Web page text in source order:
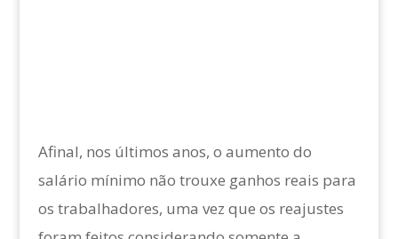
Afinal, nos últimos anos, o aumento do
salário mínimo não trouxe ganhos reais para
os trabalhadores, uma vez que os reajustes